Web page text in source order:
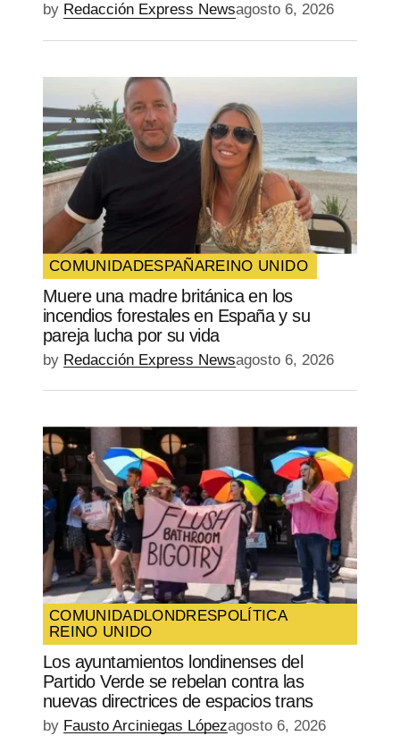
by Redacción Express Newsagosto 6, 2026
COMUNIDADESPAÑAREINO UNIDO
Muere una madre británica en los
incendios forestales en España y su
pareja lucha por su vida
by Redacción Express Newsagosto 6, 2026
COMUNIDADLONDRESPOLÍTICA
REINO UNIDO
Los ayuntamientos londinenses del
Partido Verde se rebelan contra las
nuevas directrices de espacios trans
by Fausto Arciniegas Lópezagosto 6, 2026